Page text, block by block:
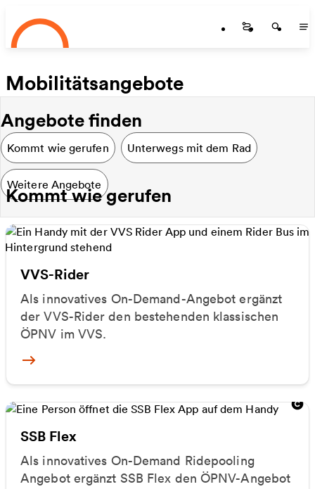
Zum Hauptinhalt springen
Startseite
Mobilitätsangebote
Angebote finden
Kommt wie gerufen Unterwegs mit dem Rad
Weitere Angebote
Kommt wie gerufen
VVS-Rider
Als innovatives On-Demand-Angebot ergänzt
der VVS-Rider den bestehenden klassischen
ÖPNV im VVS.
Mehr zu VVS Rider
SSB Flex
Als innovatives On-Demand Ridepooling
Angebot ergänzt SSB Flex den ÖPNV-Angebot